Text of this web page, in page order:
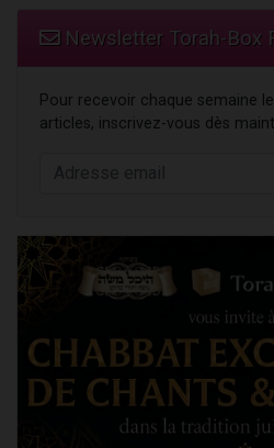
Newsletter Torah-Box
Pour recevoir chaque semaine
articles, inscrivez-vous dès